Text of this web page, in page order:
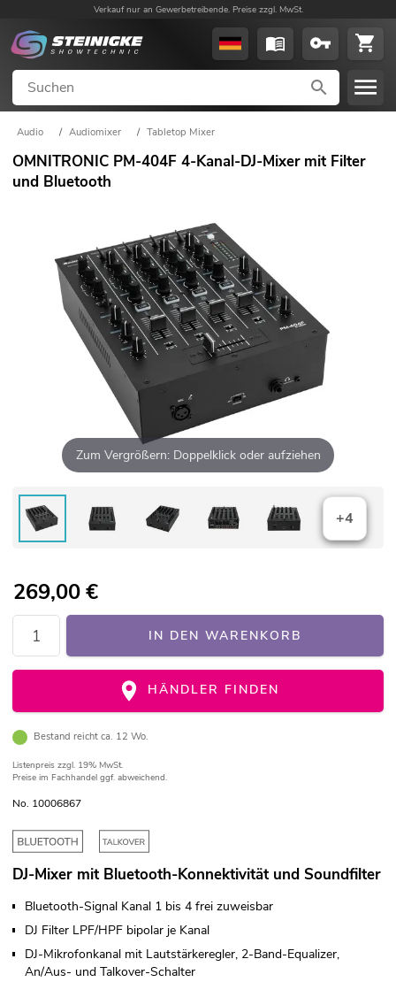
Verkauf nur an Gewerbetreibende. Preise zzgl. MwSt.
Audio / Audiomixer / Tabletop Mixer
OMNITRONIC PM-404F 4-Kanal-DJ-Mixer mit Filter
und Bluetooth
Zum Vergrößern: Doppelklick oder aufziehen
+4
269,00€
IN DEN WARENKORB
HÄNDLER FINDEN
Bestand reicht ca. 12 Wo.
Listenpreis zzgl. 19% MwSt.
Preise im Fachhandel ggf. abweichend.
No. 10006867
DJ-Mixer mit Bluetooth-Konnektivität und Soundfilter
Bluetooth-Signal Kanal 1 bis 4 frei zuweisbar
DJ Filter LPF/HPF bipolar je Kanal
DJ-Mikrofonkanal mit Lautstärkeregler, 2-Band-Equalizer,
An/Aus- und Talkover-Schalter